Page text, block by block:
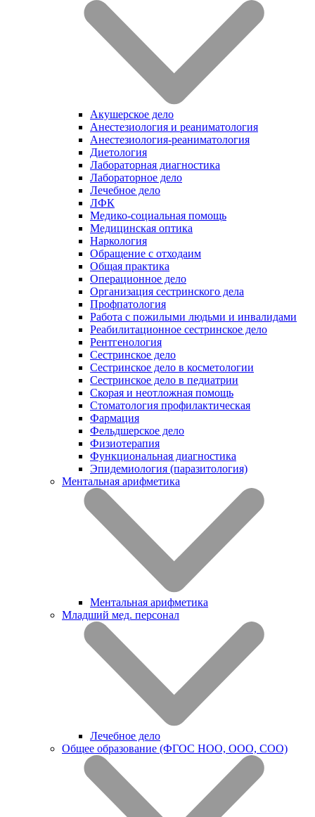
Акушерское дело
Анестезиология и реаниматология
Анестезиология-реаниматология
Диетология
Лабораторная диагностика
Лабораторное дело
Лечебное дело
ЛФК
Медико-социальная помощь
Медицинская оптика
Наркология
Обращение с отходаим
Общая практика
Операционное дело
Организация сестринского дела
Профпатология
Работа с пожилыми людьми и инвалидами
Реабилитационное сестринское дело
Рентгенология
Сестринское дело
Сестринское дело в косметологии
Сестринское дело в педиатрии
Скорая и неотложная помощь
Стоматология профилактическая
Фармация
Фельдшерское дело
Физиотерапия
Функциональная диагностика
Эпидемиология (паразитология)
Ментальная арифметика
Ментальная арифметика
Младший мед. персонал
Лечебное дело
Общее образование (ФГОС НОО, ООО, СОО)